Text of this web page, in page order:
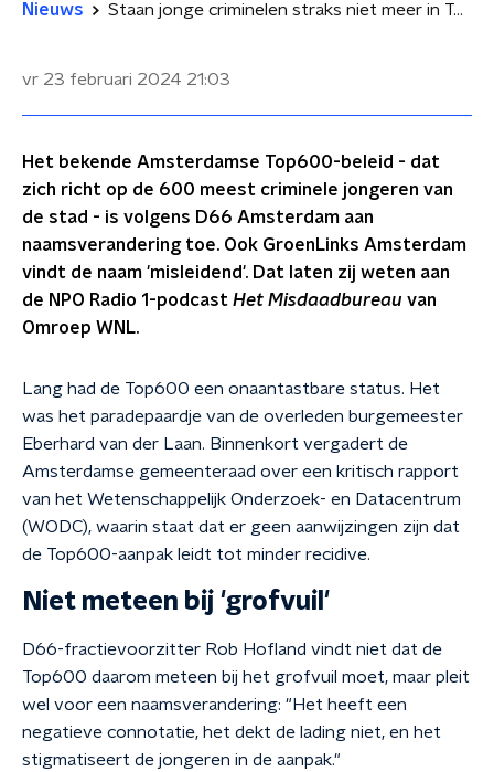
Nieuws Staan jonge criminelen straks niet meer in Top600? 'Naam is misleidend'
vr 23 februari 2024 21:03
Het bekende Amsterdamse Top600-beleid - dat
zich richt op de 600 meest criminele jongeren van
de stad - is volgens D66 Amsterdam aan
naamsverandering toe. Ook GroenLinks Amsterdam
vindt de naam 'misleidend'. Dat laten zij weten aan
de NPO Radio 1-podcast Het Misdaadbureau van
Omroep WNL.
Lang had de Top600 een onaantastbare status. Het
was het paradepaardje van de overleden burgemeester
Eberhard van der Laan. Binnenkort vergadert de
Amsterdamse gemeenteraad over een kritisch rapport
van het Wetenschappelijk Onderzoek- en Datacentrum
(WODC), waarin staat dat er geen aanwijzingen zijn dat
de Top600-aanpak leidt tot minder recidive.
Niet meteen bij 'grofvuil'
D66-fractievoorzitter Rob Hofland vindt niet dat de
Top600 daarom meteen bij het grofvuil moet, maar pleit
wel voor een naamsverandering: "Het heeft een
negatieve connotatie, het dekt de lading niet, en het
stigmatiseert de jongeren in de aanpak."